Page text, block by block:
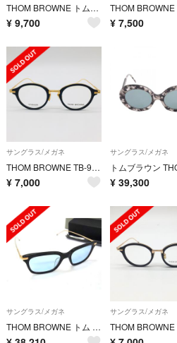
THOM BROWNE トムブラウン サングラス TB-501
¥ 9,700 ¥ 7,500
サングラス/メガネ
THOM BROWNE TB-908 TBX-908 ブラック ゴールド
¥ 7,000
サングラス/メガネ
¥ 39,300
サングラス/メガネ
THOM BROWNE トム ブラウン サングラス アイウェア TB-701-A-BLK-GLD-49-AF ブラック ゴールド系 アセテート チタン メンズ アジアンフィット 超美品
サングラス/メガネ